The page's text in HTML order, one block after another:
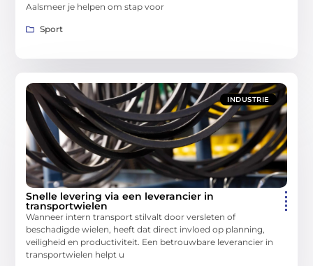
Aalsmeer je helpen om stap voor
Sport
INDUSTRIE
Snelle levering via een leverancier in
transportwielen
Wanneer intern transport stilvalt door versleten of
beschadigde wielen, heeft dat direct invloed op planning,
veiligheid en productiviteit. Een betrouwbare leverancier in
transportwielen helpt u